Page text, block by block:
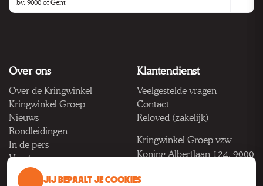
Over ons
Over de Kringwinkel
Kringwinkel Groep
Nieuws
Rondleidingen
In de pers
Vacatures
Klantendienst
Veelgestelde vragen
Contact
Reloved (zakelijk)
Kringwinkel Groep vzw
Koning Albertlaan 124, 9000
BTW BE 1033.922.208
JIJ BEPAALT JE COOKIES